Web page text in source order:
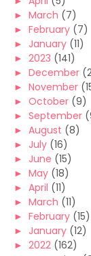
► March (7)
► February (7)
► January (11)
► 2023 (141)
► December
► November
► October (9)
► September
► August (8)
► July (16)
► June (15)
► May (18)
► April (11)
► March (11)
► February (15)
► January (12)
► 2022 (162)